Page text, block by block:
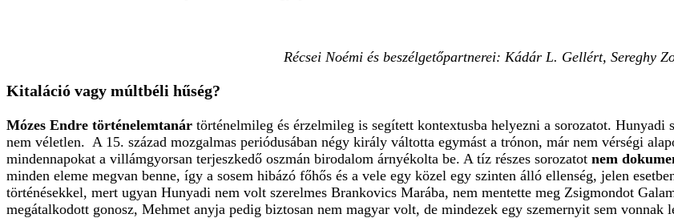
Récsei Noémi és beszélgetőpartnerei: Kádár L. Gellért, Sereghy
Kitaláció vagy múltbéli hűség?
Mózes Endre történelemtanár történelmileg és érzelmileg is segített kontextusba helyezni a sorozatot.
nem véletlen. A 15. század mozgalmas periódusában négy király váltotta egymást a trónon, már nem vérségi
mindennapokat a villámgyorsan terjeszkedő oszmán birodalom árnyékolta be. A tíz részes sorozatot nem
minden eleme megvan benne, így a sosem hibázó főhős és a vele egy közel egy szinten álló ellenség, jelen
történésekkel, mert ugyan Hunyadi nem volt szerelmes Brankovics Marába, nem mentette meg Zsigmondot
megátalkodott gonosz, Mehmet anyja pedig biztosan nem magyar volt, de mindezek egy szemernyit sem vonnak